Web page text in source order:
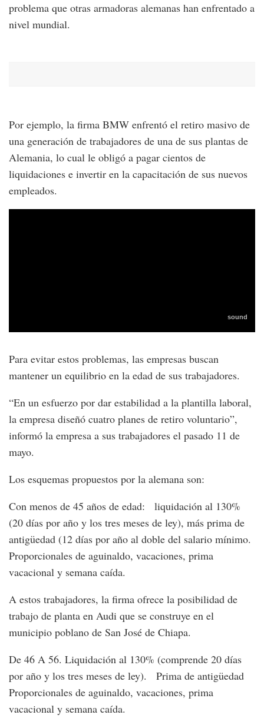
problema que otras armadoras alemanas han enfrentado a
nivel mundial.
Por ejemplo, la firma BMW enfrentó el retiro masivo de
una generación de trabajadores de una de sus plantas de
Alemania, lo cual le obligó a pagar cientos de
liquidaciones e invertir en la capacitación de sus nuevos
empleados.
Para evitar estos problemas, las empresas buscan
mantener un equilibrio en la edad de sus trabajadores.
“En un esfuerzo por dar estabilidad a la plantilla laboral,
la empresa diseñó cuatro planes de retiro voluntario”,
informó la empresa a sus trabajadores el pasado 11 de
mayo.
Los esquemas propuestos por la alemana son:
Con menos de 45 años de edad: liquidación al 130%
(20 días por año y los tres meses de ley), más prima de
antigüedad (12 días por año al doble del salario mínimo.
Proporcionales de aguinaldo, vacaciones, prima
vacacional y semana caída.
A estos trabajadores, la firma ofrece la posibilidad de
trabajo de planta en Audi que se construye en el
municipio poblano de San José de Chiapa.
De 46 A 56. Liquidación al 130% (comprende 20 días
por año y los tres meses de ley). Prima de antigüedad
Proporcionales de aguinaldo, vacaciones, prima
vacacional y semana caída.